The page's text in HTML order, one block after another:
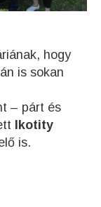
hogy
is sokan
– párt és
Ikotity
is.